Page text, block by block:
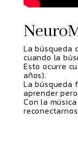
La búsqueda
cuando la
Esto ocurre
años).
La búsqueda
aprender
Con la